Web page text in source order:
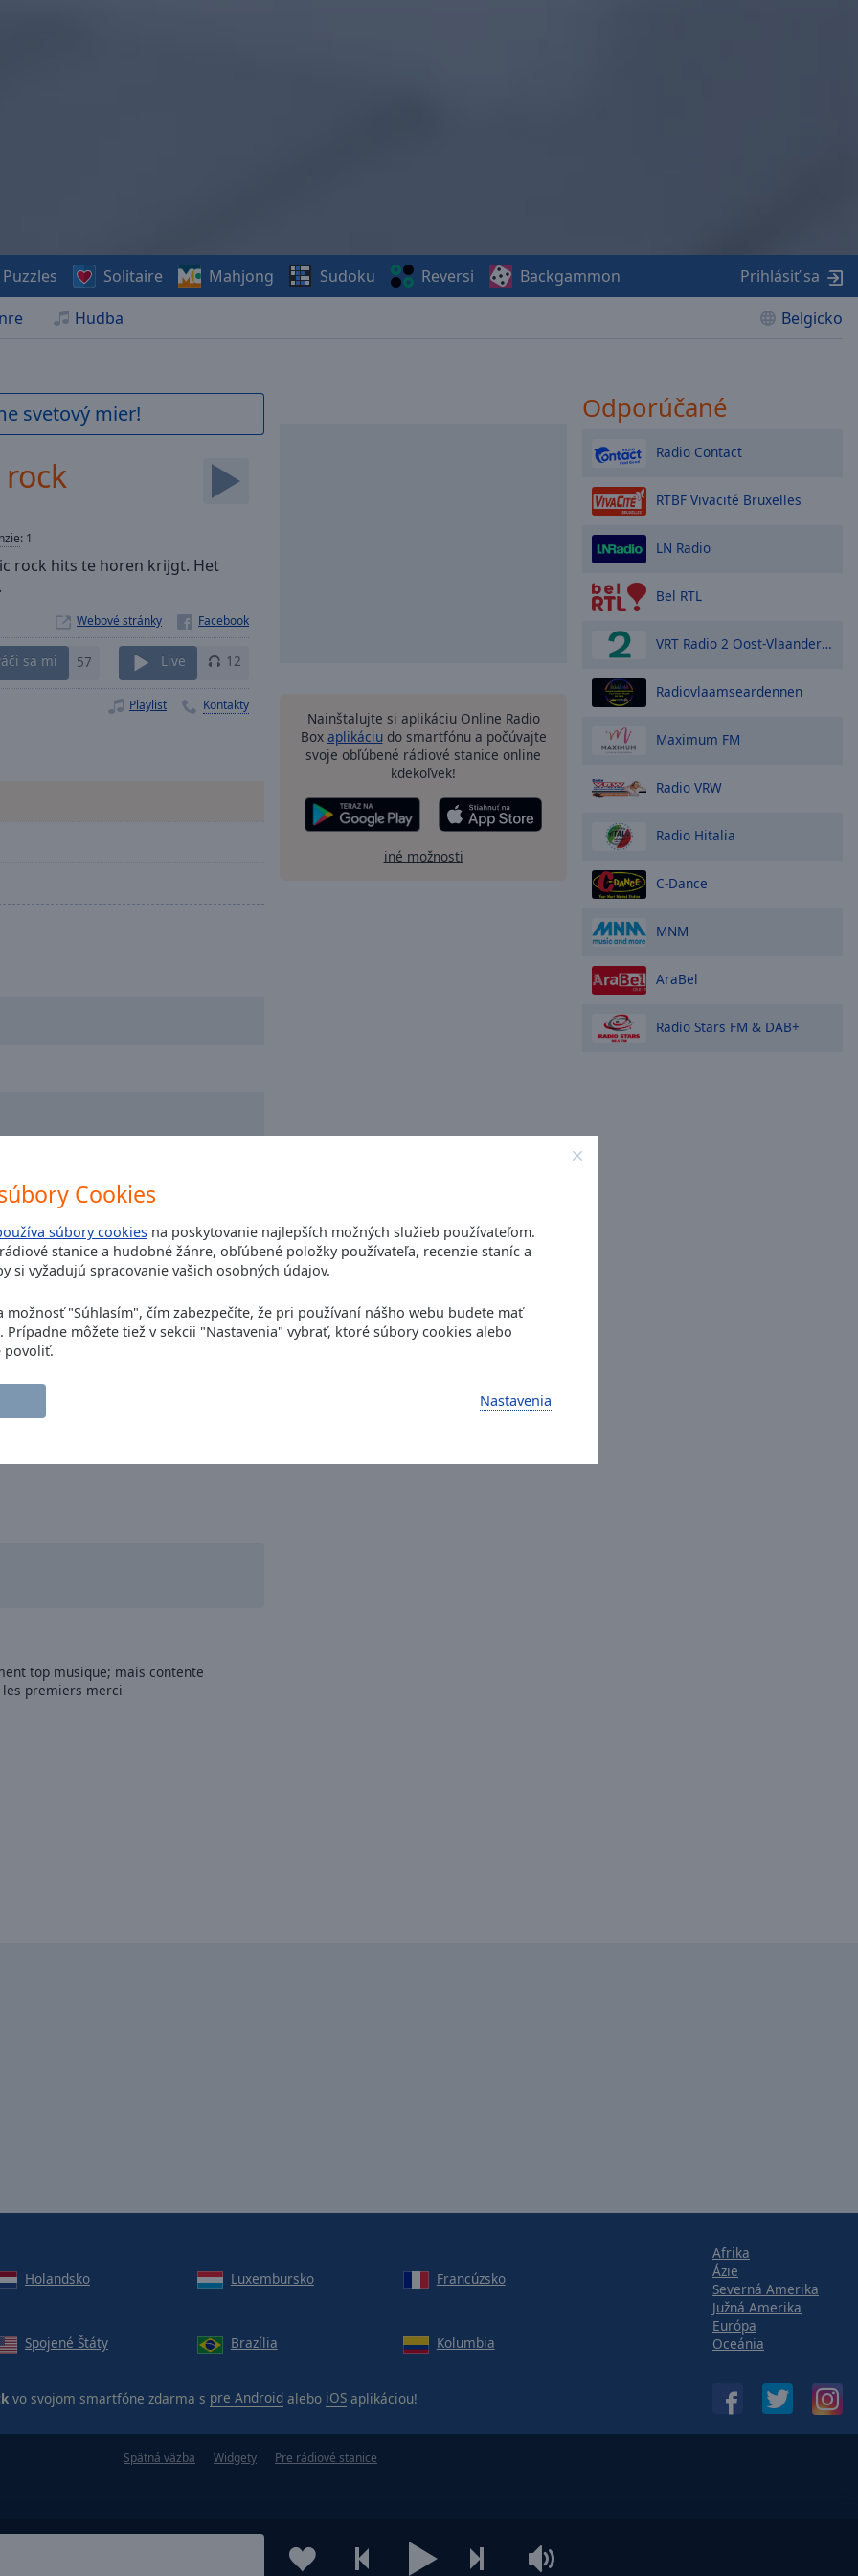
Cookies
súbory cookies na poskytovanie najlepších možných služieb používateľom.
stanice a hudobné žánre, obľúbené položky používateľa, recenzie staníc a
si vyžadujú spracovanie vašich osobných údajov.
možnosť "Súhlasím", čím zabezpečíte, že pri používaní nášho webu budete mať
Prípadne môžete tiež v sekcii "Nastavenia" vybrať, ktoré súbory cookies alebo
povoliť.
Nastavenia
Hudba Belgicko
Puzzles Solitaire Mahjong Sudoku Reversi Backgammon Prihlásiť sa
svetový mier!
rock
: 1
rock hits te horen krijgt. Het
Webové stránky
sa mi 57 Live 12
Playlist Kontakty
top musique; mais contente
premiers merci
Nainštalujte si aplikáciu Online Radio
Box aplikáciudo smartfónu a počúvajte
svoje obľúbené rádiové stanice online
kdekoľvek!
iné možnosti
Odporúčané
Radio Contact
RTBF Vivacité Bruxelles
LN Radio
Bel RTL
VRT Radio 2 Oost-Vlaanderen
Radiovlaamseardennen
Maximum FM
Radio VRW
Radio Hitalia
C-Dance
MNM
AraBel
Radio Stars FM & DAB+
Holandsko Luxembursko Francúzsko
Spojené Štáty Brazília Kolumbia
vo svojom smartfóne zdarma s pre Android alebo iOS aplikáciou!
Afrika
Ázie
Severná Amerika
Južná Amerika
Európa
Oceánia
Spätná väzba Widgety Pre rádiové stanice